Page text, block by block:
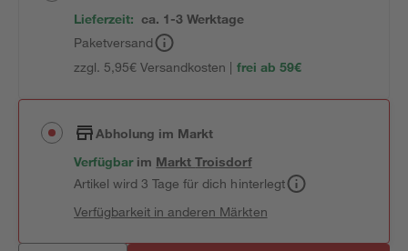
Lieferzeit: ca. 1-3 Werktage
Paketversand
zzgl. 5,95€ Versandkosten | frei ab 59€
Abholung im Markt
Verfügbar im MarktTroisdorf
Artikel wird 3 Tage für dich hinterlegt
Verfügbarkeit in anderen Märkten